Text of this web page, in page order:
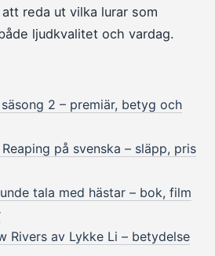
reda ut vilka lurar som
ljudkvalitet och vardag.
2 – premiär, betyg och
på svenska – släpp, pris
tala med hästar – bok, film
Rivers av Lykke Li – betydelse